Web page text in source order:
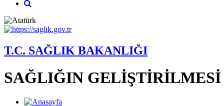
T.C. SAĞLIK BAKANLIĞI
SAĞLIĞIN